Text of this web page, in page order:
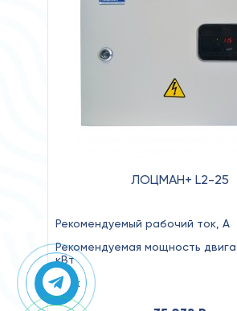
ЛОЦМАН+ L2-25
Рекомендуемый рабочий ток, А
Рекомендуемая мощность
кВт
Пуск